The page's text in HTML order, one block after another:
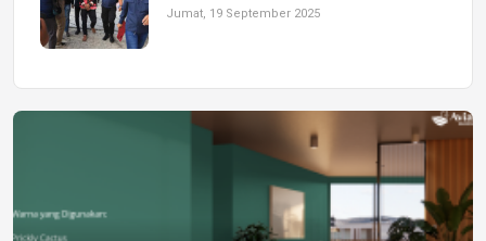
Jumat, 19 September 2025